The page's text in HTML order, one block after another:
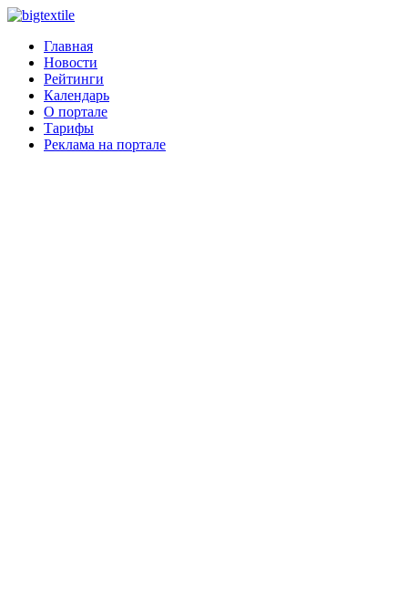
Главная
Новости
Рейтинги
Календарь
О портале
Тарифы
Реклама на портале